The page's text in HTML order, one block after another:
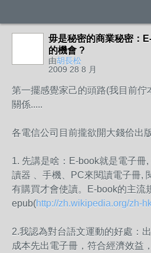
毋是秘密的商業秘密：
的機會 ?
由胡長松
2009 28 8 月
第一擺感覺家己的頭路(我目前佇
關係.....
各電信公司目前攏欲開大錢佮出
1. 先講是啥：E-book就是電子冊
讀器 、手機、PC來閱讀電子冊,
有購買才會使讀。E-book的主流
epub(http://zh.wikipedia.org/zh-
2.我認為對台語文運動的好處：
成本先出電子冊，符合經濟效益